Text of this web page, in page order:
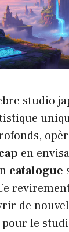
studio
en
catalogue
de
le